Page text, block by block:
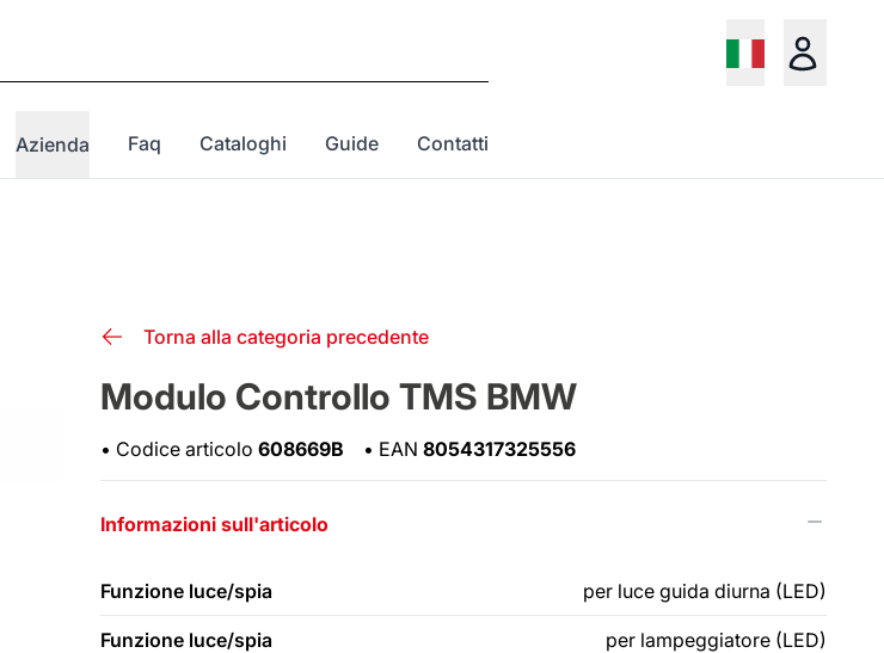
Azienda Faq Cataloghi Guide Contatti
Torna alla categoria precedente
Modulo Controllo TMS BMW
• Codice articolo 608669B • EAN 8054317325556
Informazioni sull'articolo
Funzione luce/spia per luce guida diurna (LED)
Funzione luce/spia per lampeggiatore (LED)